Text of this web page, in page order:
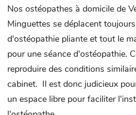
Nos ostéopathes à domicile de
Minguettes se déplacent
d'ostéopathie pliante et tout le
pour une séance d'ostéopathie.
reproduire des conditions
cabinet. Il est donc judicieux
un espace libre pour faciliter